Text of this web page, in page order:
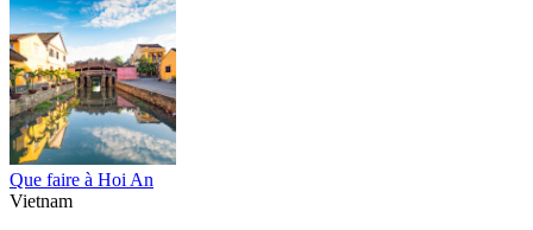
Que faire à Hoi An
Vietnam